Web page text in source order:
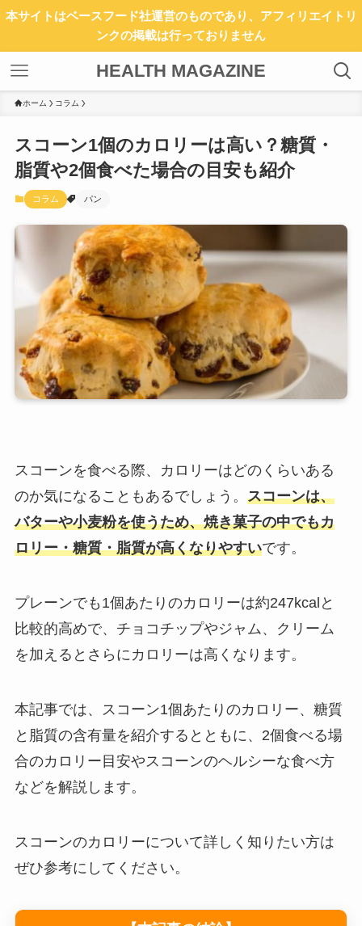
本サイトはベースフード社運営のものであり、アフィリエイトリ
ンクの掲載は行っておりません
HEALTH MAGAZINE
ホーム コラム
スコーン1個のカロリーは高い？糖質・
脂質や2個食べた場合の目安も紹介
コラム パン
スコーンを食べる際、カロリーはどのくらいある
のか気になることもあるでしょう。 スコーンは、
バターや小麦粉を使うため、焼き菓子の中でもカ
ロリー・糖質・脂質が高くなりやすいです。
プレーンでも1個あたりのカロリーは約247kcalと
比較的高めで、チョコチップやジャム、クリーム
を加えるとさらにカロリーは高くなります。
本記事では、スコーン1個あたりのカロリー、糖質
と脂質の含有量を紹介するとともに、2個食べる場
合のカロリー目安やスコーンのヘルシーな食べ方
などを解説します。
スコーンのカロリーについて詳しく知りたい方は
ぜひ参考にしてください。